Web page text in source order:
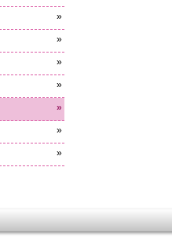
»
»
»
»
»
»
»